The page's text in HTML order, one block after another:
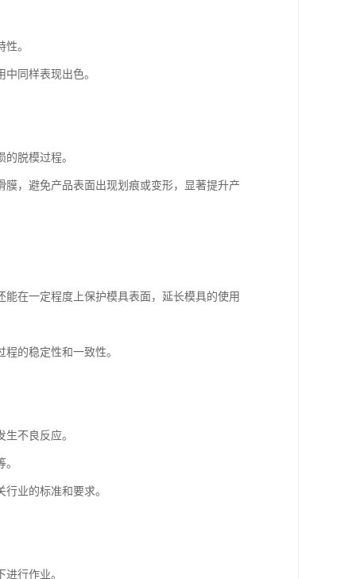
。
同样表现出色。
脱模过程。
，避免产品表面出现划痕或变形，显著提升产
在一定程度上保护模具表面，延长模具的使用
的稳定性和一致性。
不良反应。
业的标准和要求。
行作业。